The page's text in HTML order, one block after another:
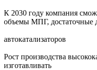
К 2030 году компания
объемы МПГ, достаточные
автокатализаторов
Рост производства
изготавливать